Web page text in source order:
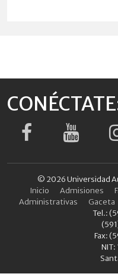
© 2026 Universidad
Inicio
Admisiones
Administrativas
Gaceta
Tel.:
Fax: